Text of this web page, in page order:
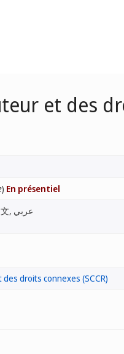
et des
) En présentiel
English, Français, Español, Русский, 中文, عربي
droits connexes (SCCR)